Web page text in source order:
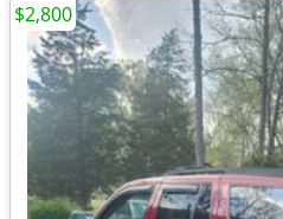
$2,800